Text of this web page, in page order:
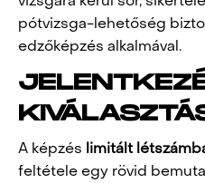
pótvizsga-lehetőség
edzőképzés alkalmával.
A képzés limitált
feltétele egy rövid